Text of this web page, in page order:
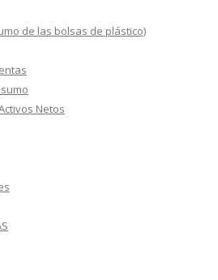
de las bolsas de plástico)
Netos